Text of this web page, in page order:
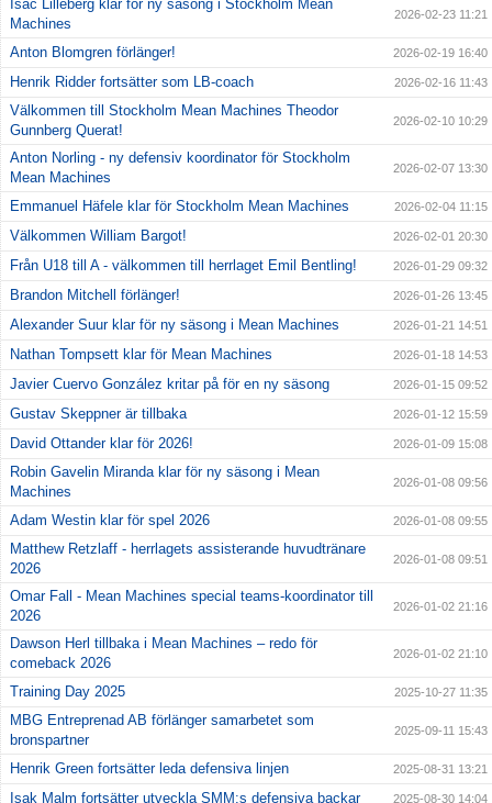
Isac Lilleberg klar för ny säsong i Stockholm Mean
Machines
2026-02-23 11:21
Anton Blomgren förlänger! 2026-02-19 16:40
Henrik Ridder fortsätter som LB-coach 2026-02-16 11:43
Välkommen till Stockholm Mean Machines Theodor
Gunnberg Querat!
2026-02-10 10:29
Anton Norling - ny defensiv koordinator för Stockholm
Mean Machines
2026-02-07 13:30
Emmanuel Häfele klar för Stockholm Mean Machines 2026-02-04 11:15
Välkommen William Bargot! 2026-02-01 20:30
Från U18 till A - välkommen till herrlaget Emil Bentling! 2026-01-29 09:32
Brandon Mitchell förlänger! 2026-01-26 13:45
Alexander Suur klar för ny säsong i Mean Machines 2026-01-21 14:51
Nathan Tompsett klar för Mean Machines 2026-01-18 14:53
Javier Cuervo González kritar på för en ny säsong 2026-01-15 09:52
Gustav Skeppner är tillbaka 2026-01-12 15:59
David Ottander klar för 2026! 2026-01-09 15:08
Robin Gavelin Miranda klar för ny säsong i Mean
Machines
2026-01-08 09:56
Adam Westin klar för spel 2026 2026-01-08 09:55
Matthew Retzlaff - herrlagets assisterande huvudtränare
2026
2026-01-08 09:51
Omar Fall - Mean Machines special teams-koordinator till
2026
2026-01-02 21:16
Dawson Herl tillbaka i Mean Machines – redo för
comeback 2026
2026-01-02 21:10
Training Day 2025 2025-10-27 11:35
MBG Entreprenad AB förlänger samarbetet som
bronspartner
2025-09-11 15:43
Henrik Green fortsätter leda defensiva linjen 2025-08-31 13:21
Isak Malm fortsätter utveckla SMM:s defensiva backar 2025-08-30 14:04